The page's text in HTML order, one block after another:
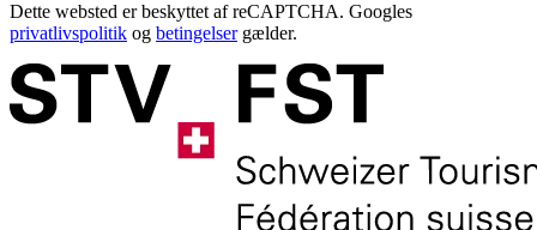
Dette websted er beskyttet af reCAPTCHA. Googles
privatlivspolitik og betingelsergælder.